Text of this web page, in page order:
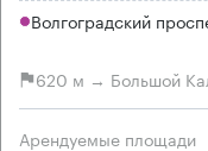
Волгоградский
620 м → Большой
Арендуемые площади